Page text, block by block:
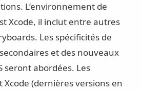
L’environnement de
Xcode, il inclut entre autres
Les spécificités de
et des nouveaux
seront abordées. Les
Xcode (dernières versions en